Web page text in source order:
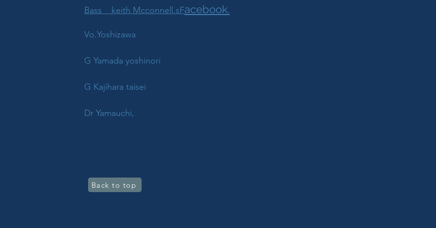
Bass keith Mcconnell.sFacebook.
Vo.Yoshizawa
G Yamada yoshinori
G Kajihara taisei
Dr Yamauchi,
Back to top